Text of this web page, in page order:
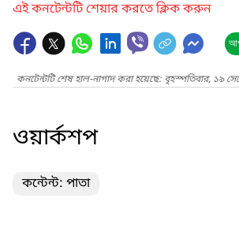
এই কনটেন্টটি শেয়ার করতে ক্লিক করুন
কনটেন্টটি শেষ হাল-নাগাদ করা হয়েছে: বৃহস্পতিবার, ১৯
ওয়ার্কশপ
কন্টেন্ট: পাতা